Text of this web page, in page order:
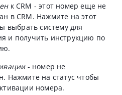
к CRM - этот номер еще не
в CRM. Нажмите на этот
выбрать систему для
и получить инструкцию по
- номер не
Нажмите на статус чтобы
номера.